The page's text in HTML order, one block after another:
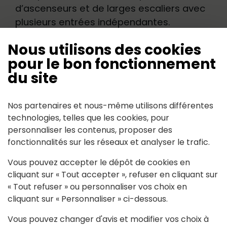
Nous utilisons des cookies
pour le bon fonctionnement
du site
Nos partenaires et nous-même utilisons différentes
technologies, telles que les cookies, pour
personnaliser les contenus, proposer des
fonctionnalités sur les réseaux et analyser le trafic.
Vous pouvez accepter le dépôt de cookies en
cliquant sur « Tout accepter », refuser en cliquant sur
« Tout refuser » ou personnaliser vos choix en
cliquant sur « Personnaliser » ci-dessous.
Vous pouvez changer d'avis et modifier vos choix à
d’ascenseurs et de larges escaliers avec
plusieurs entrées indépendantes.
Enfin devant la résidence, plusieurs
garages ont aussi été rénovés et un
grand local est aménagé pour le foyer
canton). Avec cette réalisation
d’importance, la commune dispose
désormais d’un nouveau lieu de vie au
Résidence du Bocage